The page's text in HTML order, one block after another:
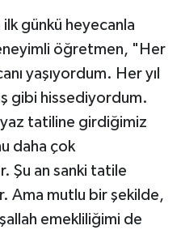
günkü heyecanla
öğretmen, "Her
yaşıyordum. Her yıl
gibi hissediyordum.
tatiline girdiğimiz
daha çok
Şu an sanki tatile
Ama mutlu bir şekilde,
emekliliğimi de